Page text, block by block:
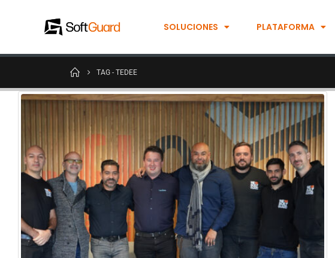
SOLUCIONES PLATAFORMA
TAG - TEDEE